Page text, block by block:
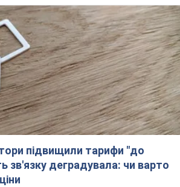
зв'язку деградувала: чи варто
зв'язок зросли у кілька разів і як
на телефоні
т.
прогриміли потужні вибухи:
Фото і відео